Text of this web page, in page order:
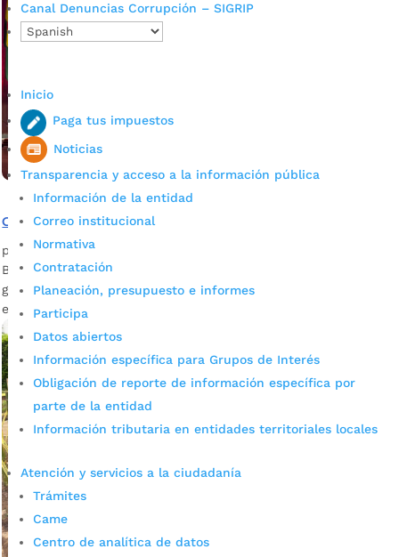
Canal Denuncias Corrupción – SIGRIP
Inicio
Paga tus impuestos
Noticias
Transparencia y acceso a la información pública
Información de la entidad
Correo institucional
Normativa
Contratación
Planeación, presupuesto e informes
Participa
Datos abiertos
Información específica para Grupos de Interés
Obligación de reporte de información específica por
parte de la entidad
Información tributaria en entidades territoriales locales
Atención y servicios a la ciudadanía
Trámites
Came
Centro de analítica de datos
Congreso AFIDA 2026 cerró con éxito en Bucaramanga
por admin_prensa
Bucaramanga fortalece su posicionamiento como ciudad de
grandes eventos con el Congreso AFIDA 2026. Neomundo fue
el escenario del Congreso AFIDA...